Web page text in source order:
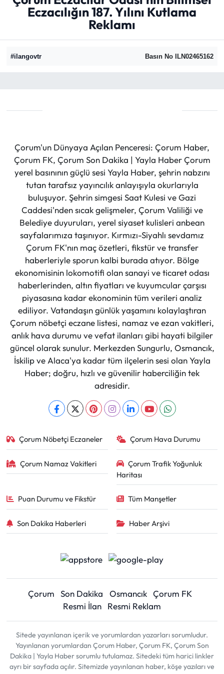
Eczacılığın 187. Yılını Kutlama
Reklamı
#ilangovtr Basın No ILN02465162
Çorum'un Dünyaya Açılan Penceresi: Çorum Haber,
Çorum FK, Çorum Son Dakika | Yayla Haber Çorum
yerel basınının güçlü sesi Yayla Haber, şehrin nabzını
tutan tarafsız yayıncılık anlayışıyla okurlarıyla
buluşuyor. Şehrin simgesi Saat Kulesi ve Gazi
Caddesi'nden sıcak gelişmeler, Çorum Valiliği ve
Belediye duyuruları, yerel siyaset kulisleri anbean
sayfalarımıza taşınıyor. Kırmızı-Siyahlı sevdamız
Çorum FK'nın maç özetleri, fikstür ve transfer
haberleriyle sporun kalbi burada atıyor. Bölge
ekonomisinin lokomotifi olan sanayi ve ticaret odası
haberlerinden, altın fiyatları ve kuyumcular çarşısı
piyasasına kadar ekonominin tüm verileri analiz
ediliyor. Vatandaşın günlük yaşamını kolaylaştıran
Çorum nöbetçi eczane listesi, namaz ve ezan vakitleri,
anlık hava durumu ve vefat ilanları gibi hayati bilgiler
güncel olarak sunulur. Merkezden Sungurlu, Osmancık,
İskilip ve Alaca'ya kadar tüm ilçelerin sesi olan Yayla
Haber; doğru, hızlı ve güvenilir haberciliğin tek
adresidir.
Çorum Nöbetçi Eczaneler Çorum Hava Durumu
Çorum Namaz Vakitleri
Çorum Trafik Yoğunluk
Haritası
Puan Durumu ve Fikstür Tüm Manşetler
Son Dakika Haberleri Haber Arşivi
Çorum Son Dakika Osmancık Çorum FK
Resmi İlan
Resmi Reklam
Sitede yayınlanan içerik ve yorumlardan yazarları sorumludur.
Yayınlanan yorumlardan Çorum Haber, Çorum FK, Çorum Son
Dakika | Yayla Haber sorumlu tutulamaz. Sitedeki tüm harici linkler
ayrı bir sayfada açılır. Sitemizde yayınlanan haber, köşe yazıları ve
Eğitim
Ekonomi
Kimdir?
Kültür Sanat
Laçin Haberleri
Magazin
Mecitözü Haberleri
Oğuzlar Haberleri
Ortaköy Haberleri
Osmancık Haberleri
Otomotiv
Resmi İlan
Resmi Reklam
Siyaset
Sungurlu Haberleri
Turizm
Uğurludağ Haberleri
Yaşam
Yayla Haber
Yemek Tarifleri
Yerel Haberler